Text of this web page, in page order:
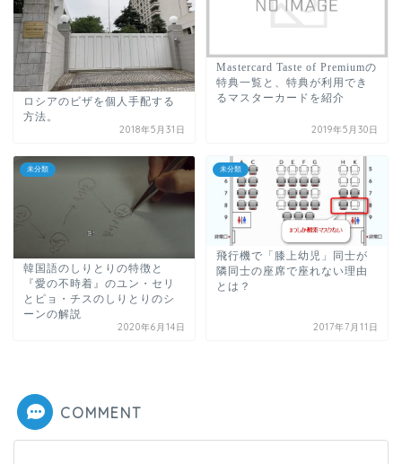
ロシアのビザを個人手配する
方法。
2018年5月31日
Mastercard Taste of Premiumの
特典一覧と、特典が利用でき
るマスターカードを紹介
2019年5月30日
未分類
韓国語のしりとりの特徴と
『愛の不時着』のユン・セリ
とピョ・チスのしりとりのシ
ーンの解説
2020年6月14日
未分類
飛行機で「膝上幼児」同士が
隣同士の座席で座れない理由
とは？
2017年7月11日
COMMENT